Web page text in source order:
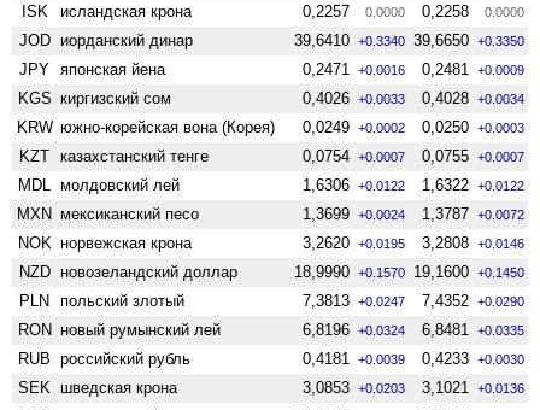
ISK исландская крона 0,2257 0.0000 0,2258 0.0000
JOD иорданский динар 39,6410 +0.3340 39,6650 +0.3350
JPY японская йена 0,2471 +0.0016 0,2481 +0.0009
KGS киргизский сом 0,4026 +0.0033 0,4028 +0.0034
KRW южно-корейская вона (Корея) 0,0249 +0.0002 0,0250 +0.0003
KZT казахстанский тенге 0,0754 +0.0007 0,0755 +0.0007
MDL молдовский лей 1,6306 +0.0122 1,6322 +0.0122
MXN мексиканский песо 1,3699 +0.0024 1,3787 +0.0072
NOK норвежская крона 3,2620 +0.0195 3,2808 +0.0146
NZD ново­зеландский доллар 18,9990 +0.1570 19,1600 +0.1450
PLN польский злотый 7,3813 +0.0247 7,4352 +0.0290
RON новый румынский лей 6,8196 +0.0324 6,8481 +0.0335
RUB российский рубль 0,4181 +0.0039 0,4233 +0.0030
SEK шведская крона 3,0853 +0.0203 3,1021 +0.0136